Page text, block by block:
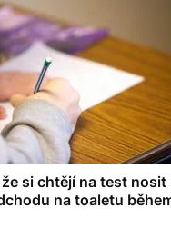
si chtějí na test nosit
na toaletu